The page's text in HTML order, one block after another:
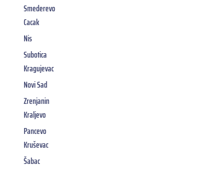
Smederevo
Cacak
Nis
Subotica
Kragujevac
Novi Sad
Zrenjanin
Kraljevo
Pancevo
Kruševac
Šabac